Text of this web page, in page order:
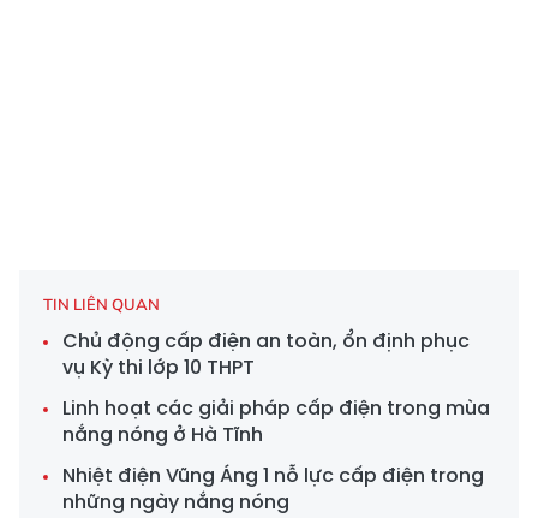
TIN LIÊN QUAN
Chủ động cấp điện an toàn, ổn định phục
vụ Kỳ thi lớp 10 THPT
Linh hoạt các giải pháp cấp điện trong mùa
nắng nóng ở Hà Tĩnh
Nhiệt điện Vũng Áng 1 nỗ lực cấp điện trong
những ngày nắng nóng